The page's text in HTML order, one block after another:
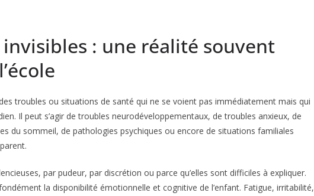
invisibles : une réalité souvent
des troubles ou situations de santé qui ne se voient pas immédiatement mais qui
Il peut s’agir de troubles neurodéveloppementaux, de troubles anxieux, de
du sommeil, de pathologies psychiques ou encore de situations familiales
par pudeur, par discrétion ou parce qu’elles sont difficiles à expliquer.
la disponibilité émotionnelle et cognitive de l’enfant. Fatigue, irritabilité,